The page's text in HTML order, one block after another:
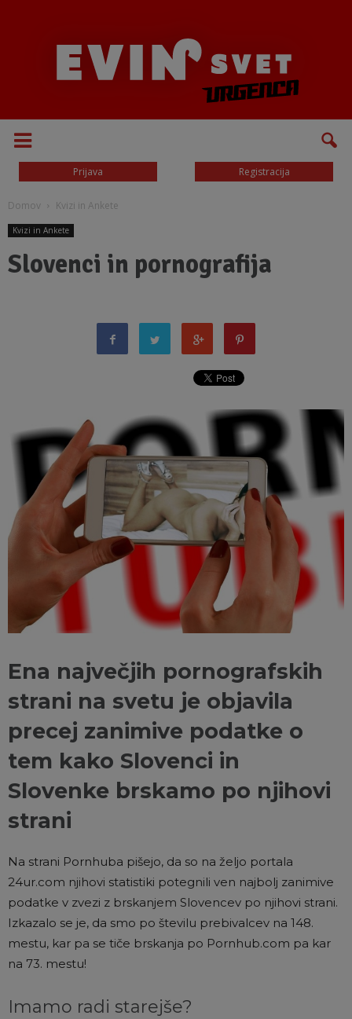
Prijava Registracija
Domov Kvizi in Ankete
Kvizi in Ankete
Slovenci in pornografija
Ena največjih pornografskih
strani na svetu je objavila
precej zanimive podatke o
tem kako Slovenci in
Slovenke brskamo po njihovi
strani
Na strani Pornhuba pišejo, da so na željo portala
24ur.com njihovi statistiki potegnili ven najbolj zanimive
podatke v zvezi z brskanjem Slovencev po njihovi strani.
Izkazalo se je, da smo po številu prebivalcev na 148.
mestu, kar pa se tiče brskanja po Pornhub.com pa kar
na 73. mestu!
Imamo radi starejše?